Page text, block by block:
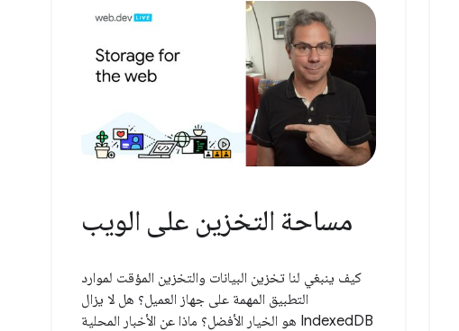
مساحة التخزين على الويب
كيف ينبغي لنا تخزين البيانات والتخزين المؤقت لموارد
التطبيق المهمة على جهاز العميل؟ هل لا يزال
IndexedDB هو الخيار الأفضل؟ ماذا عن الأخبار المحلية